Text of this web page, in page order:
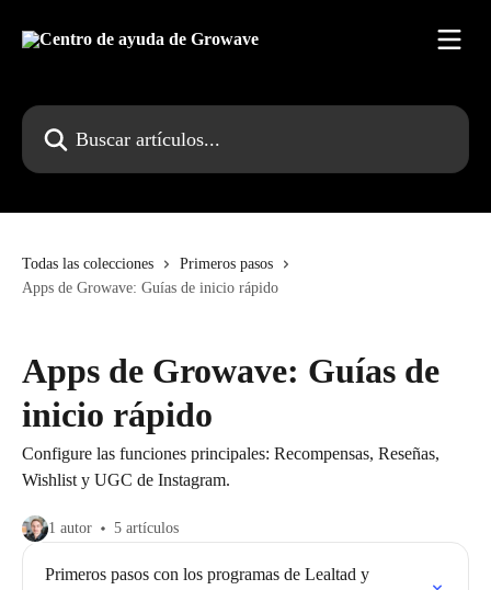
Buscar artículos...
Todas las colecciones
Primeros pasos
Apps de Growave: Guías de inicio rápido
Apps de Growave: Guías de
inicio rápido
Configure las funciones principales: Recompensas, Reseñas,
Wishlist y UGC de Instagram.
1 autor 5 artículos
Primeros pasos con los programas de Lealtad y